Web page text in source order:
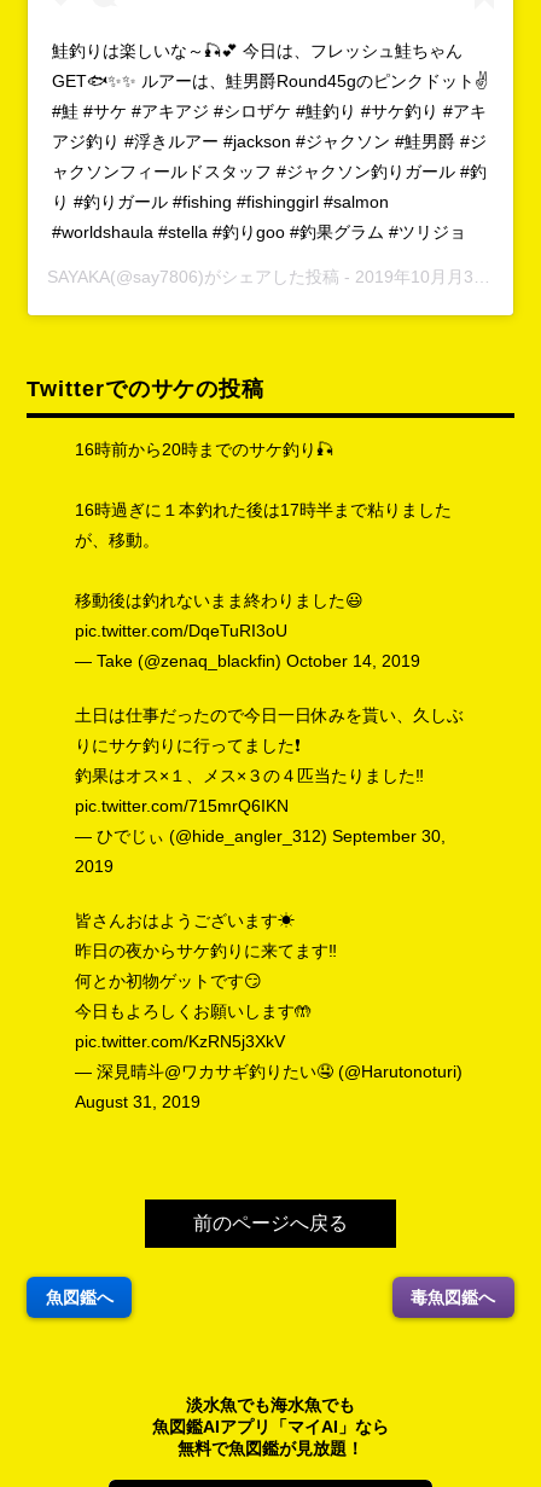
鮭釣りは楽しいな～🎣💕 今日は、フレッシュ鮭ちゃん
GET🐟✨✨ ルアーは、鮭男爵Round45gのピンクドット✌
#鮭 #サケ #アキアジ #シロザケ #鮭釣り #サケ釣り #アキ
アジ釣り #浮きルアー #jackson #ジャクソン #鮭男爵 #ジ
ャクソンフィールドスタッフ #ジャクソン釣りガール #釣
り #釣りガール #fishing #fishinggirl #salmon
#worldshaula #stella #釣りgoo #釣果グラム #ツリジョ
SAYAKA(@say7806)がシェアした投稿 - 2019年10月月3日午後9時13分PDT
Twitterでのサケの投稿
16時前から20時までのサケ釣り🎣
16時過ぎに１本釣れた後は17時半まで粘りました
が、移動。
移動後は釣れないまま終わりました😃
pic.twitter.com/DqeTuRI3oU
— Take (@zenaq_blackfin)October 14, 2019
土日は仕事だったので今日一日休みを貰い、久しぶ
りにサケ釣りに行ってました❗
釣果はオス×１、メス×３の４匹当たりました‼️
pic.twitter.com/715mrQ6IKN
— ひでじぃ (@hide_angler_312)September 30,
2019
皆さんおはようございます☀
昨日の夜からサケ釣りに来てます‼️
何とか初物ゲットです😏
今日もよろしくお願いします🤲
pic.twitter.com/KzRN5j3XkV
— 深見晴斗@ワカサギ釣りたい🤤 (@Harutonoturi)
August 31, 2019
前のページへ戻る
魚図鑑へ 毒魚図鑑へ
淡水魚でも海水魚でも
魚図鑑AIアプリ「マイAI」なら
無料で魚図鑑が見放題！